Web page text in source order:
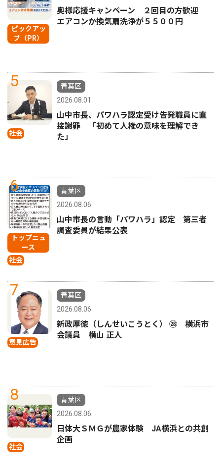
ピックアッ
プ（PR）
奥様応援キャンペーン ２回目の方歓迎
エアコンか換気扇洗浄が５５００円
5
社会
青葉区
2026.08.01
山中市長、パワハラ認定受け告発職員に直
接謝罪 「初めて人権の意味を理解でき
た」
6
トップニュ
ース
社会
青葉区
2026.08.06
山中市長の言動「パワハラ」認定 第三者
調査委員が結果公表
7
意見広告
青葉区
2026.08.06
新政厚徳（しんせいこうとく） ㉘ 横浜市
会議員 横山 正人
8
社会
青葉区
2026.08.06
日体大ＳＭＧが農家体験 JA横浜との共創
企画